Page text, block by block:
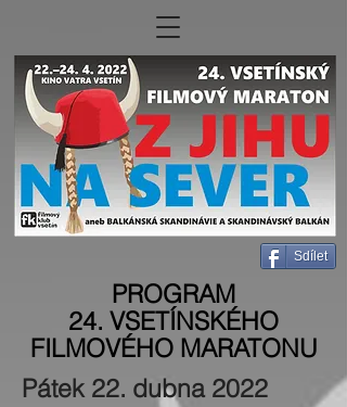
Sdílet
PROGRAM
24. VSETÍNSKÉHO
FILMOVÉHO MARATONU
Pátek 22. dubna 2022